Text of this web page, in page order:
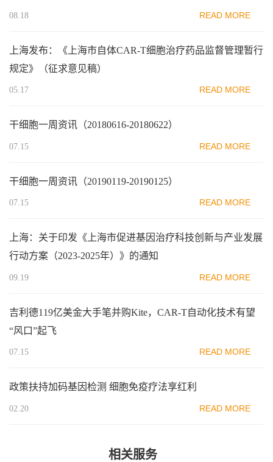
08.18 READ MORE
上海发布：《上海市自体CAR-T细胞治疗药品监督管理暂行
规定》（征求意见稿）
05.17 READ MORE
干细胞一周资讯（20180616-20180622）
07.15 READ MORE
干细胞一周资讯（20190119-20190125）
07.15 READ MORE
上海：关于印发《上海市促进基因治疗科技创新与产业发展
行动方案（2023-2025年）》的通知
09.19 READ MORE
吉利德119亿美金大手笔并购Kite，CAR-T自动化技术有望
“风口”起飞
07.15 READ MORE
政策扶持加码基因检测 细胞免疫疗法享红利
02.20 READ MORE
相关服务